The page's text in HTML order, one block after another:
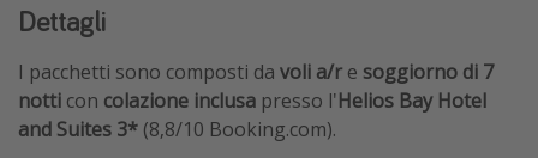
Dettagli
I pacchetti sono composti da voli a/r e soggiorno di 7
notti con colazione inclusa presso l'Helios Bay Hotel
and Suites 3* (8,8/10 Booking.com).